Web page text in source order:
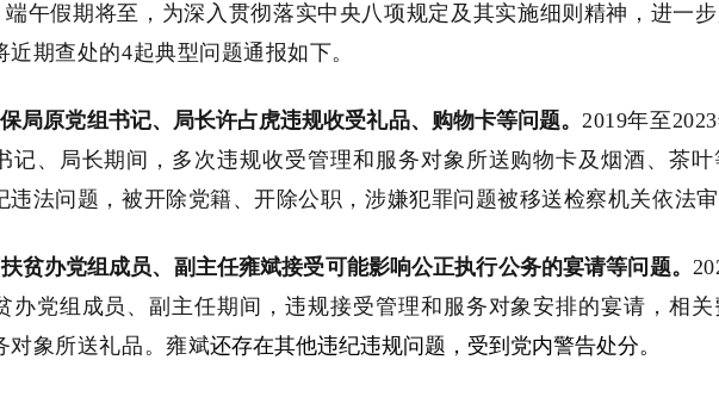
端午假期将至， 为深入贯彻落实中央八项规定及其实施细则精神，进一
近期查处的4起典型问题通报如下。
局原党组书记、局长许占虎违规收受礼品、购物卡等问题。2019年至
记、局长期间，多次违规收受管理和服务对象所送购物卡及烟酒、茶
违法问题，被开除党籍、开除公职，涉嫌犯罪问题被移送检察机关依法审
贫办党组成员、副主任雍斌接受可能影响公正执行公务的宴请等问题。
办党组成员、副主任期间，违规接受管理和服务对象安排的宴请，相
对象所送礼品。雍斌还存在其他违纪违规问题，受到党内警告处分。